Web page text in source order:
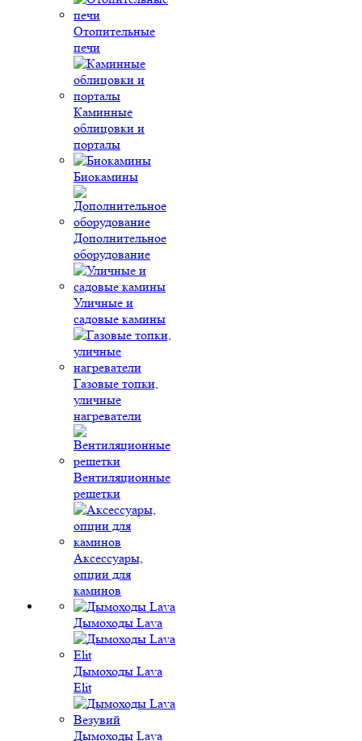
Отопительные
печи
Каминные
облицовки и
порталы
Биокамины
Дополнительное
оборудование
Уличные и
садовые камины
Газовые топки,
уличные
нагреватели
Вентиляционные
решетки
Аксессуары,
опции для
каминов
Дымоходы Lava
Дымоходы Lava
Elit
Дымоходы Lava